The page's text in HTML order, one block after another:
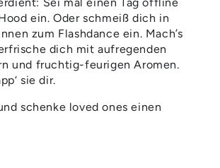
ein. Oder schmeiß dich in
zum Flashdance ein. Mach’s
dich mit aufregenden
und fruchtig-feurigen Aromen.
sie dir.
schenke loved ones einen